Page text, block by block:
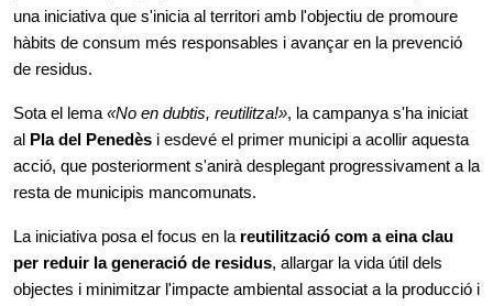
una iniciativa que s'inicia al territori amb l'objectiu de promoure
hàbits de consum més responsables i avançar en la prevenció
de residus.
Sota el lema «No en dubtis, reutilitza!», la campanya s'ha iniciat
al
Pla del Penedès i esdevé el primer municipi a acollir aquesta
acció, que posteriorment s'anirà desplegant progressivament a la
resta de municipis mancomunats.
La iniciativa posa el focus en la reutilització com a eina clau
per reduir la generació de residus, allargar la vida útil dels
objectes i minimitzar l'impacte ambiental associat a la producció i